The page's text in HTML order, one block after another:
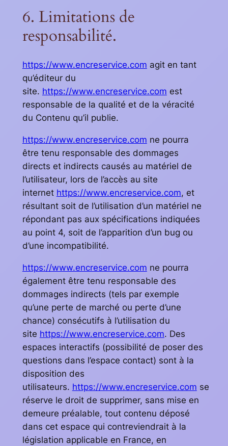
6. Limitations de
responsabilité.
https://www.encreservice.com agit en tant
qu’éditeur du
site. https://www.encreservice.com est
responsable de la qualité et de la véracité
du Contenu qu’il publie.
https://www.encreservice.com ne pourra
être tenu responsable des dommages
directs et indirects causés au matériel de
l’utilisateur, lors de l’accès au site
internet https://www.encreservice.com, et
résultant soit de l’utilisation d’un matériel ne
répondant pas aux spécifications indiquées
au point 4, soit de l’apparition d’un bug ou
d’une incompatibilité.
https://www.encreservice.com ne pourra
également être tenu responsable des
dommages indirects (tels par exemple
qu’une perte de marché ou perte d’une
chance) consécutifs à l’utilisation du
site https://www.encreservice.com. Des
espaces interactifs (possibilité de poser des
questions dans l’espace contact) sont à la
disposition des
utilisateurs. https://www.encreservice.com se
réserve le droit de supprimer, sans mise en
demeure préalable, tout contenu déposé
dans cet espace qui contreviendrait à la
législation applicable en France, en